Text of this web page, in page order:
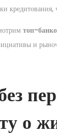
топ-
и
о